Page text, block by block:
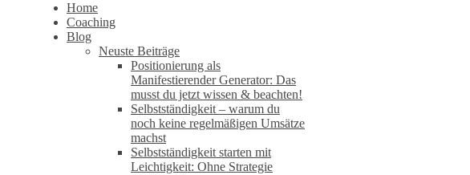
Home
Coaching
Blog
Neuste Beiträge
Positionierung als
Manifestierender Generator: Das
musst du jetzt wissen & beachten!
Selbstständigkeit – warum du
noch keine regelmäßigen Umsätze
machst
Selbstständigkeit starten mit
Leichtigkeit: Ohne Strategie